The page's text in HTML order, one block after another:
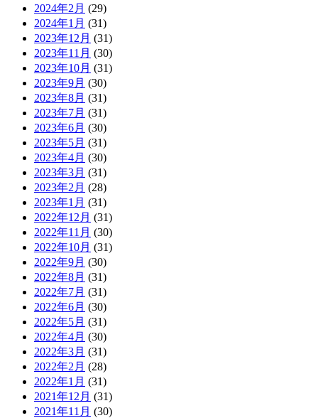
2024年2月 (29)
2024年1月 (31)
2023年12月 (31)
2023年11月 (30)
2023年10月 (31)
2023年9月 (30)
2023年8月 (31)
2023年7月 (31)
2023年6月 (30)
2023年5月 (31)
2023年4月 (30)
2023年3月 (31)
2023年2月 (28)
2023年1月 (31)
2022年12月 (31)
2022年11月 (30)
2022年10月 (31)
2022年9月 (30)
2022年8月 (31)
2022年7月 (31)
2022年6月 (30)
2022年5月 (31)
2022年4月 (30)
2022年3月 (31)
2022年2月 (28)
2022年1月 (31)
2021年12月 (31)
2021年11月 (30)